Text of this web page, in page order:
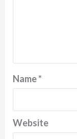
Name*
Website